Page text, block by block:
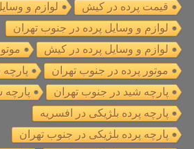
قیمت پرده در کیش
لوازم و
لوازم و وسایل پرده در جنوب تهران
لوازم و وسایل پرده در کیش
موتور پرده در جنوب تهران
پارچه شید در جنوب تهران
پارچه پرده بلژیکی در افسریه
پارچه پرده بلژیکی در جنوب تهران